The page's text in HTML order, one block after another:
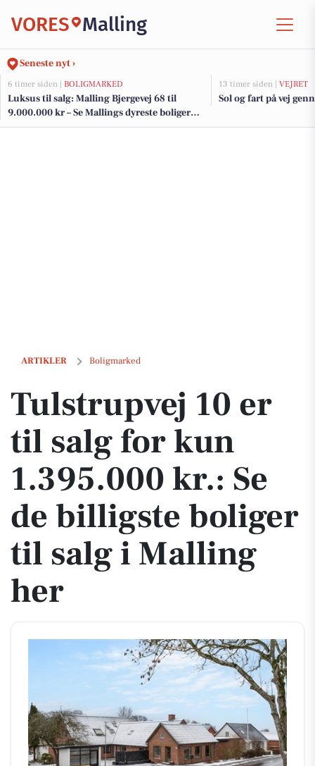
VORES Malling
Seneste nyt ›
6 timer siden | BOLIGMARKED
Luksus til salg: Malling Bjergevej 68 til
9.000.000 kr – Se Mallings dyreste boliger
her
13 timer siden | VEJRET
Sol og fart på vej
ARTIKLER Boligmarked
Tulstrupvej 10 er til salg for kun 1.395.000 kr.: Se de billigste
Tulstrupvej 10 er
til salg for kun
1.395.000 kr.: Se
de billigste boliger
til salg i Malling
her